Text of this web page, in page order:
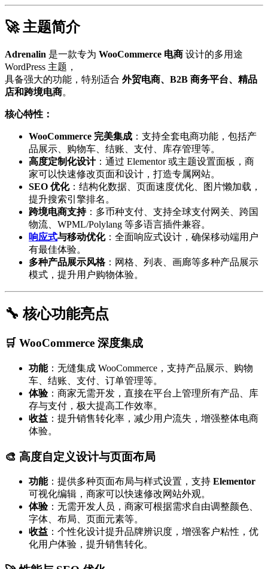
🚀 主题简介
Adrenalin 是一款专为 WooCommerce 电商 设计的多用途
WordPress 主题，
具备强大的功能，特别适合 外贸电商、B2B 商务平台、精品
店和跨境电商。
核心特性：
WooCommerce 完美集成 ：支持全套电商功能，包括产
品展示、购物车、结账、支付、库存管理等。
高度定制化设计：通过 Elementor 或主题设置面板，商
家可以快速修改页面和设计，打造专属网站。
SEO 优化：结构化数据、页面速度优化、图片懒加载，
提升搜索引擎排名。
跨境电商支持：多币种支付、支持全球支付网关、跨国
物流、WPML/Polylang 等多语言插件兼容。
响应式与移动优化：全面响应式设计，确保移动端用户
有最佳体验。
多种产品展示风格：网格、列表、画廊等多种产品展示
模式，提升用户购物体验。
🔧 核心功能亮点
🛒 WooCommerce 深度集成
功能：无缝集成 WooCommerce，支持产品展示、购物
车、结账、支付、订单管理等。
体验：商家无需开发，直接在平台上管理所有产品、库
存与支付，极大提高工作效率。
收益 ：提升销售转化率，减少用户流失，增强整体电商
体验。
🎨 高度自定义设计与页面布局
功能：提供多种页面布局与样式设置，支持 Elementor
可视化编辑，商家可以快速修改网站外观。
体验：无需开发人员，商家可根据需求自由调整颜色、
字体、布局、页面元素等。
收益 ：个性化设计提升品牌辨识度，增强客户粘性，优
化用户体验，提升销售转化。